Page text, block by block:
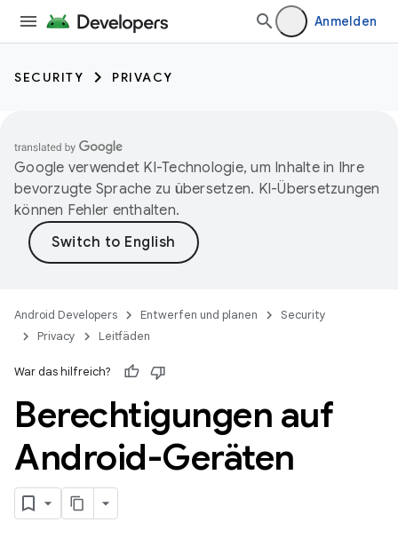
Anmelden
SECURITY PRIVACY
Google verwendet KI-Technologie, um Inhalte in Ihre
bevorzugte Sprache zu übersetzen. KI-Übersetzungen
können Fehler enthalten.
Android Developers Entwerfen und planen
Security
Privacy
Leitfäden
War das hilfreich?
Berechtigungen auf
Android-Geräten